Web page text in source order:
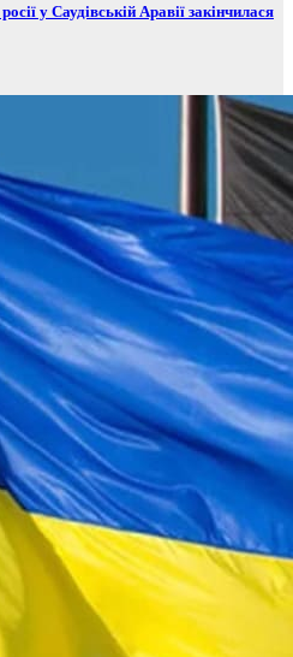
у Саудівській Аравії закінчилася